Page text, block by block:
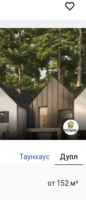

Таунхаус Дупл
от 152 м²